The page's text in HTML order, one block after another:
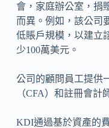
會，家庭辦公室，捐
而異。例如，該公司
低賬戶規模，以建立
少100萬美元。
公司的顧問員工提供
（CFA）和註冊會計
KDI通過基於資產的